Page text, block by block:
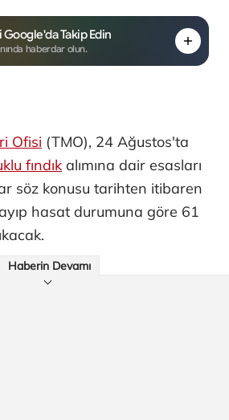
Takip Edin
haberdar olun.
Ofisi (TMO), 24 Ağustos'ta
fındık alımına dair esasları
söz konusu tarihten itibaren
hasat durumuna göre 61
Haberin Devamı